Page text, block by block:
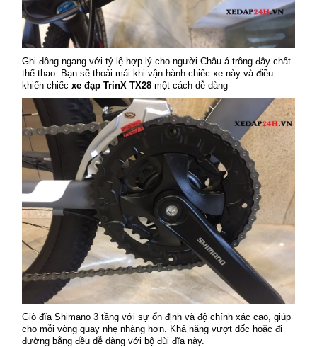
Ghi đông ngang với tỷ lệ hợp lý cho người Châu á trông đây chất
thể thao. Bạn sẽ thoải mái khi vận hành chiếc xe này và điều
khiển chiếc xe đạp TrinX TX28 một cách dễ dàng
Giò đĩa Shimano 3 tầng với sự ổn định và độ chính xác cao, giúp
cho mỗi vòng quay nhẹ nhàng hơn. Khả năng vượt dốc hoặc đi
đường bằng đều dễ dàng với bộ đùi đĩa này.